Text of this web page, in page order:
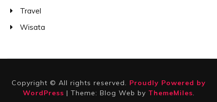
Travel
Wisata
Copyright © All rights reserved. Proudly Powered by
WordPress | Theme: Blog Web by ThemeMiles.